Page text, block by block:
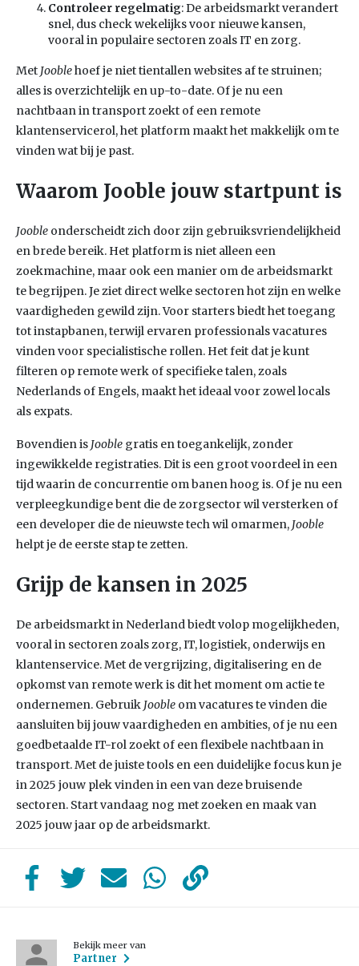
Controleer regelmatig: De arbeidsmarkt verandert
snel, dus check wekelijks voor nieuwe kansen,
vooral in populaire sectoren zoals IT en zorg.
Met Jooblehoef je niet tientallen websites af te struinen;
alles is overzichtelijk en up-to-date. Of je nu een
nachtbaan in transport zoekt of een remote
klantenservicerol, het platform maakt het makkelijk om te
vinden wat bij je past.
Waarom Jooble jouw startpunt is
Jooble onderscheidt zich door zijn gebruiksvriendelijkheid
en brede bereik. Het platform is niet alleen een
zoekmachine, maar ook een manier om de arbeidsmarkt
te begrijpen. Je ziet direct welke sectoren hot zijn en welke
vaardigheden gewild zijn. Voor starters biedt het toegang
tot instapbanen, terwijl ervaren professionals vacatures
vinden voor specialistische rollen. Het feit dat je kunt
filteren op remote werk of specifieke talen, zoals
Nederlands of Engels, maakt het ideaal voor zowel locals
als expats.
Bovendien is Jooble gratis en toegankelijk, zonder
ingewikkelde registraties. Dit is een groot voordeel in een
tijd waarin de concurrentie om banen hoog is. Of je nu een
verpleegkundige bent die de zorgsector wil versterken of
een developer die de nieuwste tech wil omarmen, Jooble
helpt je de eerste stap te zetten.
Grijp de kansen in 2025
De arbeidsmarkt in Nederland biedt volop mogelijkheden,
vooral in sectoren zoals zorg, IT, logistiek, onderwijs en
klantenservice. Met de vergrijzing, digitalisering en de
opkomst van remote werk is dit het moment om actie te
ondernemen. Gebruik Jooble om vacatures te vinden die
aansluiten bij jouw vaardigheden en ambities, of je nu een
goedbetaalde IT-rol zoekt of een flexibele nachtbaan in
transport. Met de juiste tools en een duidelijke focus kun je
in 2025 jouw plek vinden in een van deze bruisende
sectoren. Start vandaag nog met zoeken en maak van
2025 jouw jaar op de arbeidsmarkt.
Bekijk meer van
Partner